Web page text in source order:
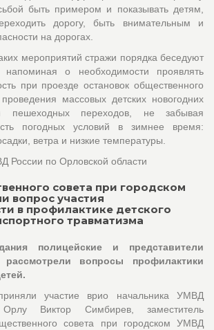
быть примером и показывать детям,
дорогу, быть внимательным и
на дорогах.
мероприятий стражи порядка беседуют
о необходимости проявлять
при проезде остановок общественного
массовых детских новогодних
пешеходных переходов, не забывая
погодных условий в зимнее время:
ветра и низкие температуры.
России по Орловской области
совета при городском
вопрос участия
в профилактике детского
травматизма
полицейские и представители
рассмотрели вопросы профилактики
участие врио начальника УМВД
Виктор Симбирев, заместитель
совета при городском УМВД